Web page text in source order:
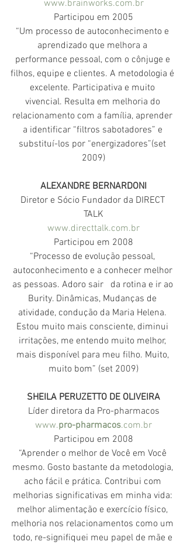
www.brainworks.com.br
Participou em 2005
“Um processo de autoconhecimento e
aprendizado que melhora a
performance pessoal, com o cônjuge e
filhos, equipe e clientes. A metodologia é
excelente. Participativa e muito
vivencial. Resulta em melhoria do
relacionamento com a família, aprender
a identificar “filtros sabotadores” e
substituí-los por “energizadores”(set
2009)
ALEXANDRE BERNARDONI
Diretor e Sócio Fundador da DIRECT
TALK
www.directtalk.com.br
Participou em 2008
“Processo de evolução pessoal,
autoconhecimento e a conhecer melhor
as pessoas. Adoro sair   da rotina e ir ao
Burity. Dinâmicas, Mudanças de
atividade, condução da Maria Helena.
Estou muito mais consciente, diminui
irritações, me entendo muito melhor,
mais disponível para meu filho. Muito,
muito bom” (set 2009)
SHEILA PERUZETTO DE OLIVEIRA
Líder diretora da Pro-pharmacos
www.pro-pharmacos.com.br
Participou em 2008
“Aprender o melhor de Você em Você
mesmo. Gosto bastante da metodologia,
acho fácil e prática. Contribui com
melhorias significativas em minha vida:
melhor alimentação e exercício físico,
melhoria nos relacionamentos como um
todo, re-signifiquei meu papel de mãe e